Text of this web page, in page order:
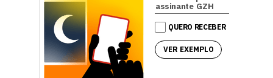
QUERO RECEBER
VER EXEMPLO
assinante GZH